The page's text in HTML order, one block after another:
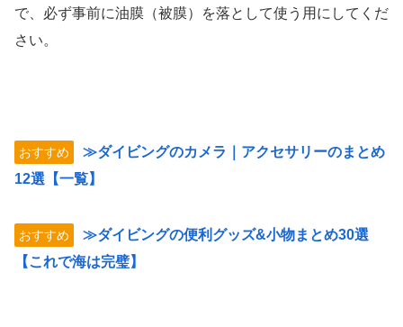
で、必ず事前に油膜（被膜）を落として使う用にしてくだ
さい。
おすすめ
≫ダイビングのカメラ｜アクセサリーのまとめ
12選【一覧】
おすすめ
≫ダイビングの便利グッズ&小物まとめ30選
【これで海は完璧】